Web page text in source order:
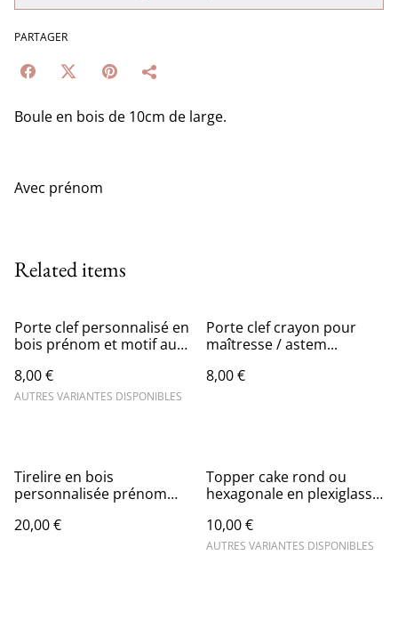
PARTAGER
Boule en bois de 10cm de large.
Avec prénom
Related items
Porte clef personnalisé en
bois prénom et motif au
8,00 €
AUTRES VARIANTES DISPONIBLES
Porte clef crayon pour
maîtresse / astem...
8,00 €
Tirelire en bois
personnalisée prénom
20,00 €
Topper cake rond ou
hexagonale en plexiglass
10,00 €
AUTRES VARIANTES DISPONIBLES